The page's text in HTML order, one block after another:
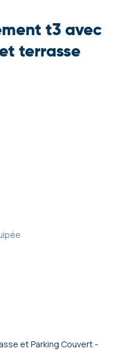
t3 avec
terrasse
et Parking Couvert -